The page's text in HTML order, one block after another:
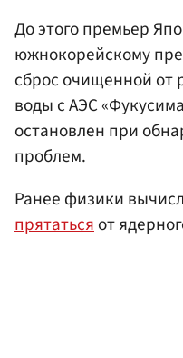
До этого премьер
южнокорейскому
сброс очищенной от
воды с АЭС
остановлен при
проблем.
Ранее физики
прятатьсяот